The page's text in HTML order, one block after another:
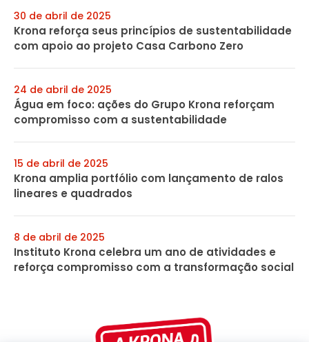
30 de abril de 2025
Krona reforça seus princípios de sustentabilidade
com apoio ao projeto Casa Carbono Zero
24 de abril de 2025
Água em foco: ações do Grupo Krona reforçam
compromisso com a sustentabilidade
15 de abril de 2025
Krona amplia portfólio com lançamento de ralos
lineares e quadrados
8 de abril de 2025
Instituto Krona celebra um ano de atividades e
reforça compromisso com a transformação social